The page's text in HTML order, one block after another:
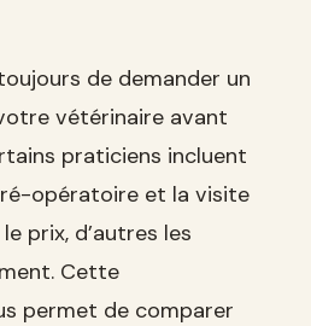
de demander un
vétérinaire avant
praticiens incluent
opératoire et la visite
prix, d’autres les
Cette
permet de comparer